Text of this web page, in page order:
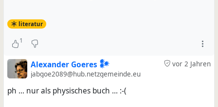
literatur
1
vor 2 Jahren
Alexander Goeres 𒀯
jabgoe2089@hub.netzgemeinde.eu
ph ... nur als physisches buch ... :-(